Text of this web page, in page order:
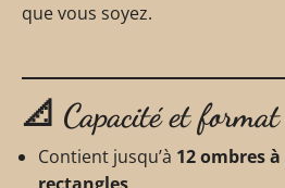
que vous soyez.
📐 Capacité et format
Contient jusqu’à 12 ombres